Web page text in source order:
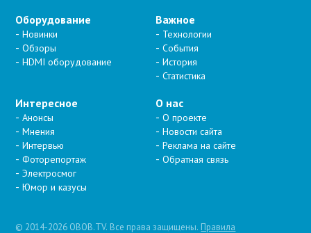
Оборудование
Новинки
Обзоры
HDMI оборудование
Важное
Технологии
События
История
Статистика
Интересное
Анонсы
Мнения
Интервью
Фоторепортаж
Электросмог
Юмор и казусы
О нас
О проекте
Новости сайта
Реклама на сайте
Обратная связь
© 2014-2026 OBOB.TV. Все права защищены. Правила